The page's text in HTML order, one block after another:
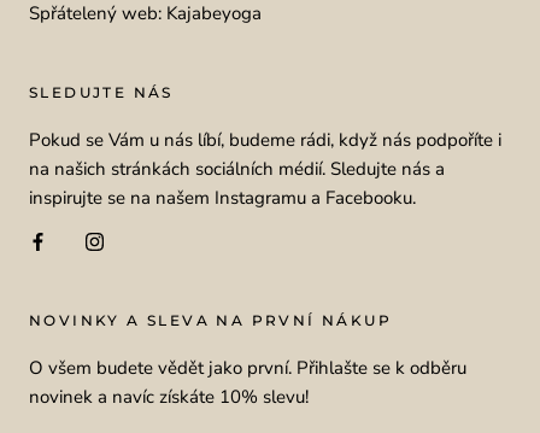
Spřátelený web: Kajabeyoga
SLEDUJTE NÁS
Pokud se Vám u nás líbí, budeme rádi, když nás podpoříte i
na našich stránkách sociálních médií. Sledujte nás a
inspirujte se na našem Instagramu a Facebooku.
NOVINKY A SLEVA NA PRVNÍ NÁKUP
O všem budete vědět jako první. Přihlašte se k odběru
novinek a navíc získáte 10% slevu!